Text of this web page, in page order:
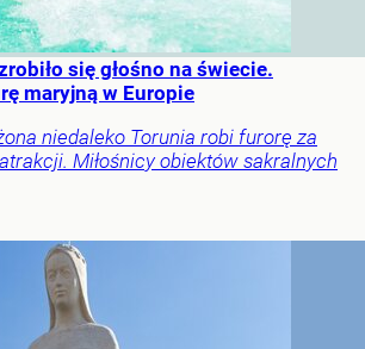
się głośno na świecie.
maryjną w Europie
niedaleko Torunia robi furorę za
Miłośnicy obiektów sakralnych